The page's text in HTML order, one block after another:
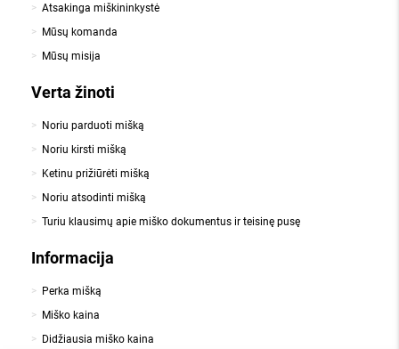
Atsakinga miškininkystė
Mūsų komanda
Mūsų misija
Verta žinoti
Noriu parduoti mišką
Noriu kirsti mišką
Ketinu prižiūrėti mišką
Noriu atsodinti mišką
Turiu klausimų apie miško dokumentus ir teisinę pusę
Informacija
Perka mišką
Miško kaina
Didžiausia miško kaina